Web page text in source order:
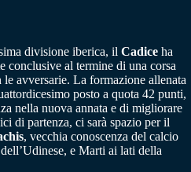
divisione iberica, il Cadice ha
conclusive al termine di una corsa
avversarie. La formazione allenata
posto a quota 42 punti,
nella nuova annata e di migliorare
di partenza, ci sarà spazio per il
, vecchia conoscenza del calcio
e Marti ai lati della